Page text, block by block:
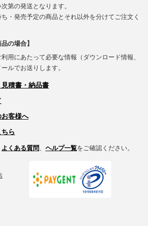
第の発送となります。
・発売予定の商品とそれ以外を分けてご注文く
の場合】
用にあたって必要な情報（ダウンロード情報、
ルでお送りします。
積書・納品書
客様へ
ら
よくある質問 ヘルプ一覧をご確認ください。